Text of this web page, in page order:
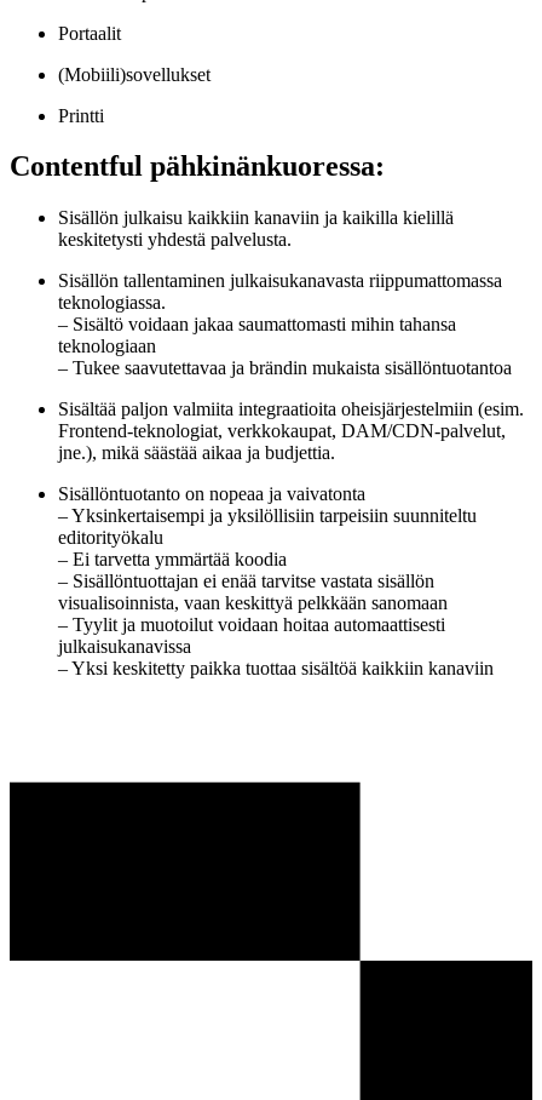
Portaalit
(Mobiili)sovellukset
Printti
Contentful pähkinänkuoressa:
Sisällön julkaisu kaikkiin kanaviin ja kaikilla kielillä
keskitetysti yhdestä palvelusta.
Sisällön tallentaminen julkaisukanavasta riippumattomassa
teknologiassa.
– Sisältö voidaan jakaa saumattomasti mihin tahansa
teknologiaan
– Tukee saavutettavaa ja brändin mukaista sisällöntuotantoa
Sisältää paljon valmiita integraatioita oheisjärjestelmiin (esim.
Frontend-teknologiat, verkkokaupat, DAM/CDN-palvelut,
jne.), mikä säästää aikaa ja budjettia.
Sisällöntuotanto on nopeaa ja vaivatonta
– Yksinkertaisempi ja yksilöllisiin tarpeisiin suunniteltu
editorityökalu
– Ei tarvetta ymmärtää koodia
– Sisällöntuottajan ei enää tarvitse vastata sisällön
visualisoinnista, vaan keskittyä pelkkään sanomaan
– Tyylit ja muotoilut voidaan hoitaa automaattisesti
julkaisukanavissa
– Yksi keskitetty paikka tuottaa sisältöä kaikkiin kanaviin